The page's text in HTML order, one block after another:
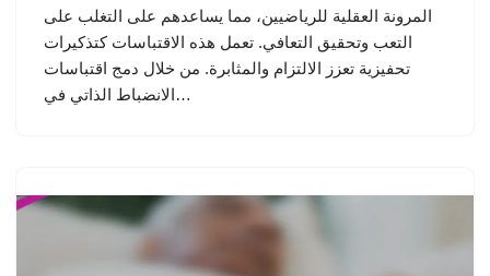
المرونة العقلية للرياضيين، مما يساعدهم على التغلب على
التعب وتحقيق التعافي. تعمل هذه الاقتباسات كتذكيرات
تحفيزية تعزز الالتزام والمثابرة. من خلال دمج اقتباسات
الانضباط الذاتي في…